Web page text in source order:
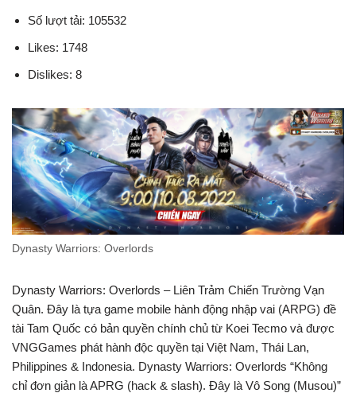
Số lượt tải: 105532
Likes: 1748
Dislikes: 8
Dynasty Warriors: Overlords
Dynasty Warriors: Overlords – Liên Trảm Chiến Trường Vạn
Quân. Đây là tựa game mobile hành động nhập vai (ARPG) đề
tài Tam Quốc có bản quyền chính chủ từ Koei Tecmo và được
VNGGames phát hành độc quyền tại Việt Nam, Thái Lan,
Philippines & Indonesia. Dynasty Warriors: Overlords “Không
chỉ đơn giản là APRG (hack & slash). Đây là Vô Song (Musou)”